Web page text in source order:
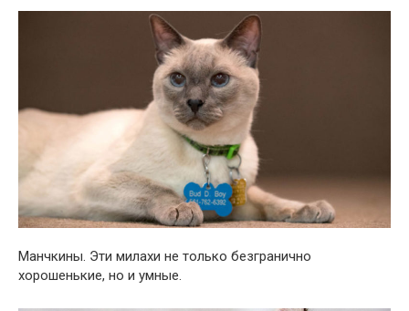
Манчкины. Эти милахи не только безгранично
хорошенькие, но и умные.